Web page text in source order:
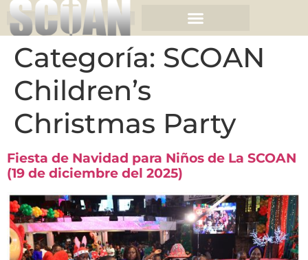
Categoría: SCOAN
Children’s
Christmas Party
Fiesta de Navidad para Niños de La SCOAN
(19 de diciembre del 2025)